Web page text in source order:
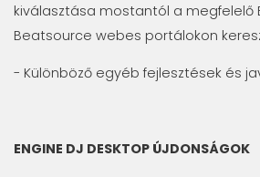
kiválasztása mostantól a megfelelő
Beatsource webes portálokon
- Különböző egyéb fejlesztések és
ENGINE DJ DESKTOP ÚJDONSÁGOK